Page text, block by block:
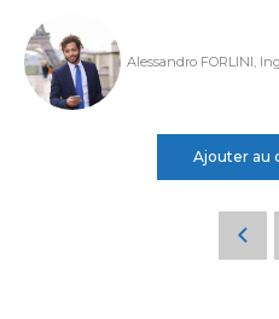
Alessandro FORLINI,
Ajouter au